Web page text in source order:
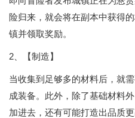
险归来，就会将在副本中获得
镇并领取奖励。
2、 【制造】
当收集到足够多的材料后，就
成装备。此外，除了基础材料
加进去，还有可能打造出品质